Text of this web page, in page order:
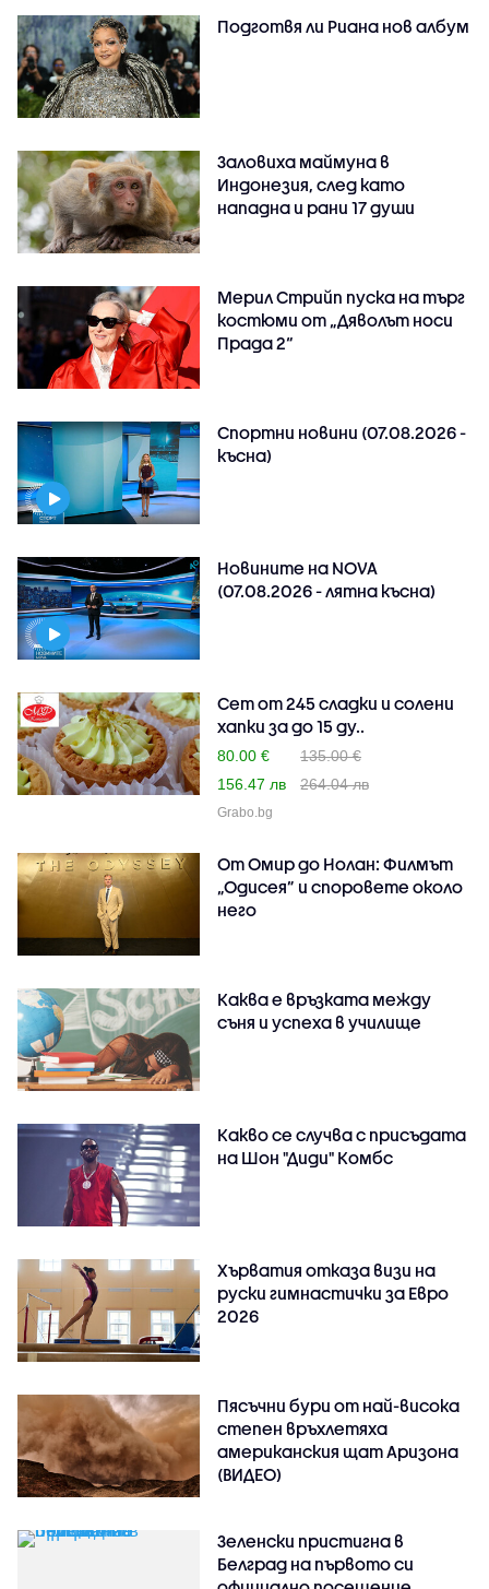
Подготвя ли Риана нов албум
Заловиха маймуна в
Индонезия, след като
нападна и рани 17 души
Мерил Стрийп пуска на търг
костюми от „Дяволът носи
Прада 2“
Спортни новини (07.08.2026 -
късна)
Новините на NOVA
(07.08.2026 - лятна късна)
Сет от 245 сладки и солени
хапки за до 15 ду..
80.00 €
135.00 €
156.47 лв
264.04 лв
Grabo.bg
От Омир до Нолан: Филмът
„Одисея” и споровете около
него
Каква е връзката между
съня и успеха в училище
Какво се случва с присъдата
на Шон "Диди" Комбс
Хърватия отказа визи на
руски гимнастички за Евро
2026
Пясъчни бури от най-висока
степен връхлетяха
американския щат Аризона
(ВИДЕО)
Зеленски пристигна в
Белград на първото си